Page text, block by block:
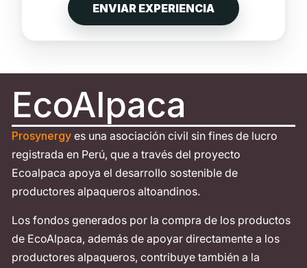
ENVIAR EXPERIENCIA
EcoAlpaca
Prosynergy es una asociación civil sin fines de lucro
registrada en Perú, que a través del proyecto
Ecoalpaca apoya el desarrollo sostenible de
productores alpaqueros altoandinos.
Los fondos generados por la compra de los productos
de EcoAlpaca, además de apoyar directamente a los
productores alpaqueros, contribuye también a la